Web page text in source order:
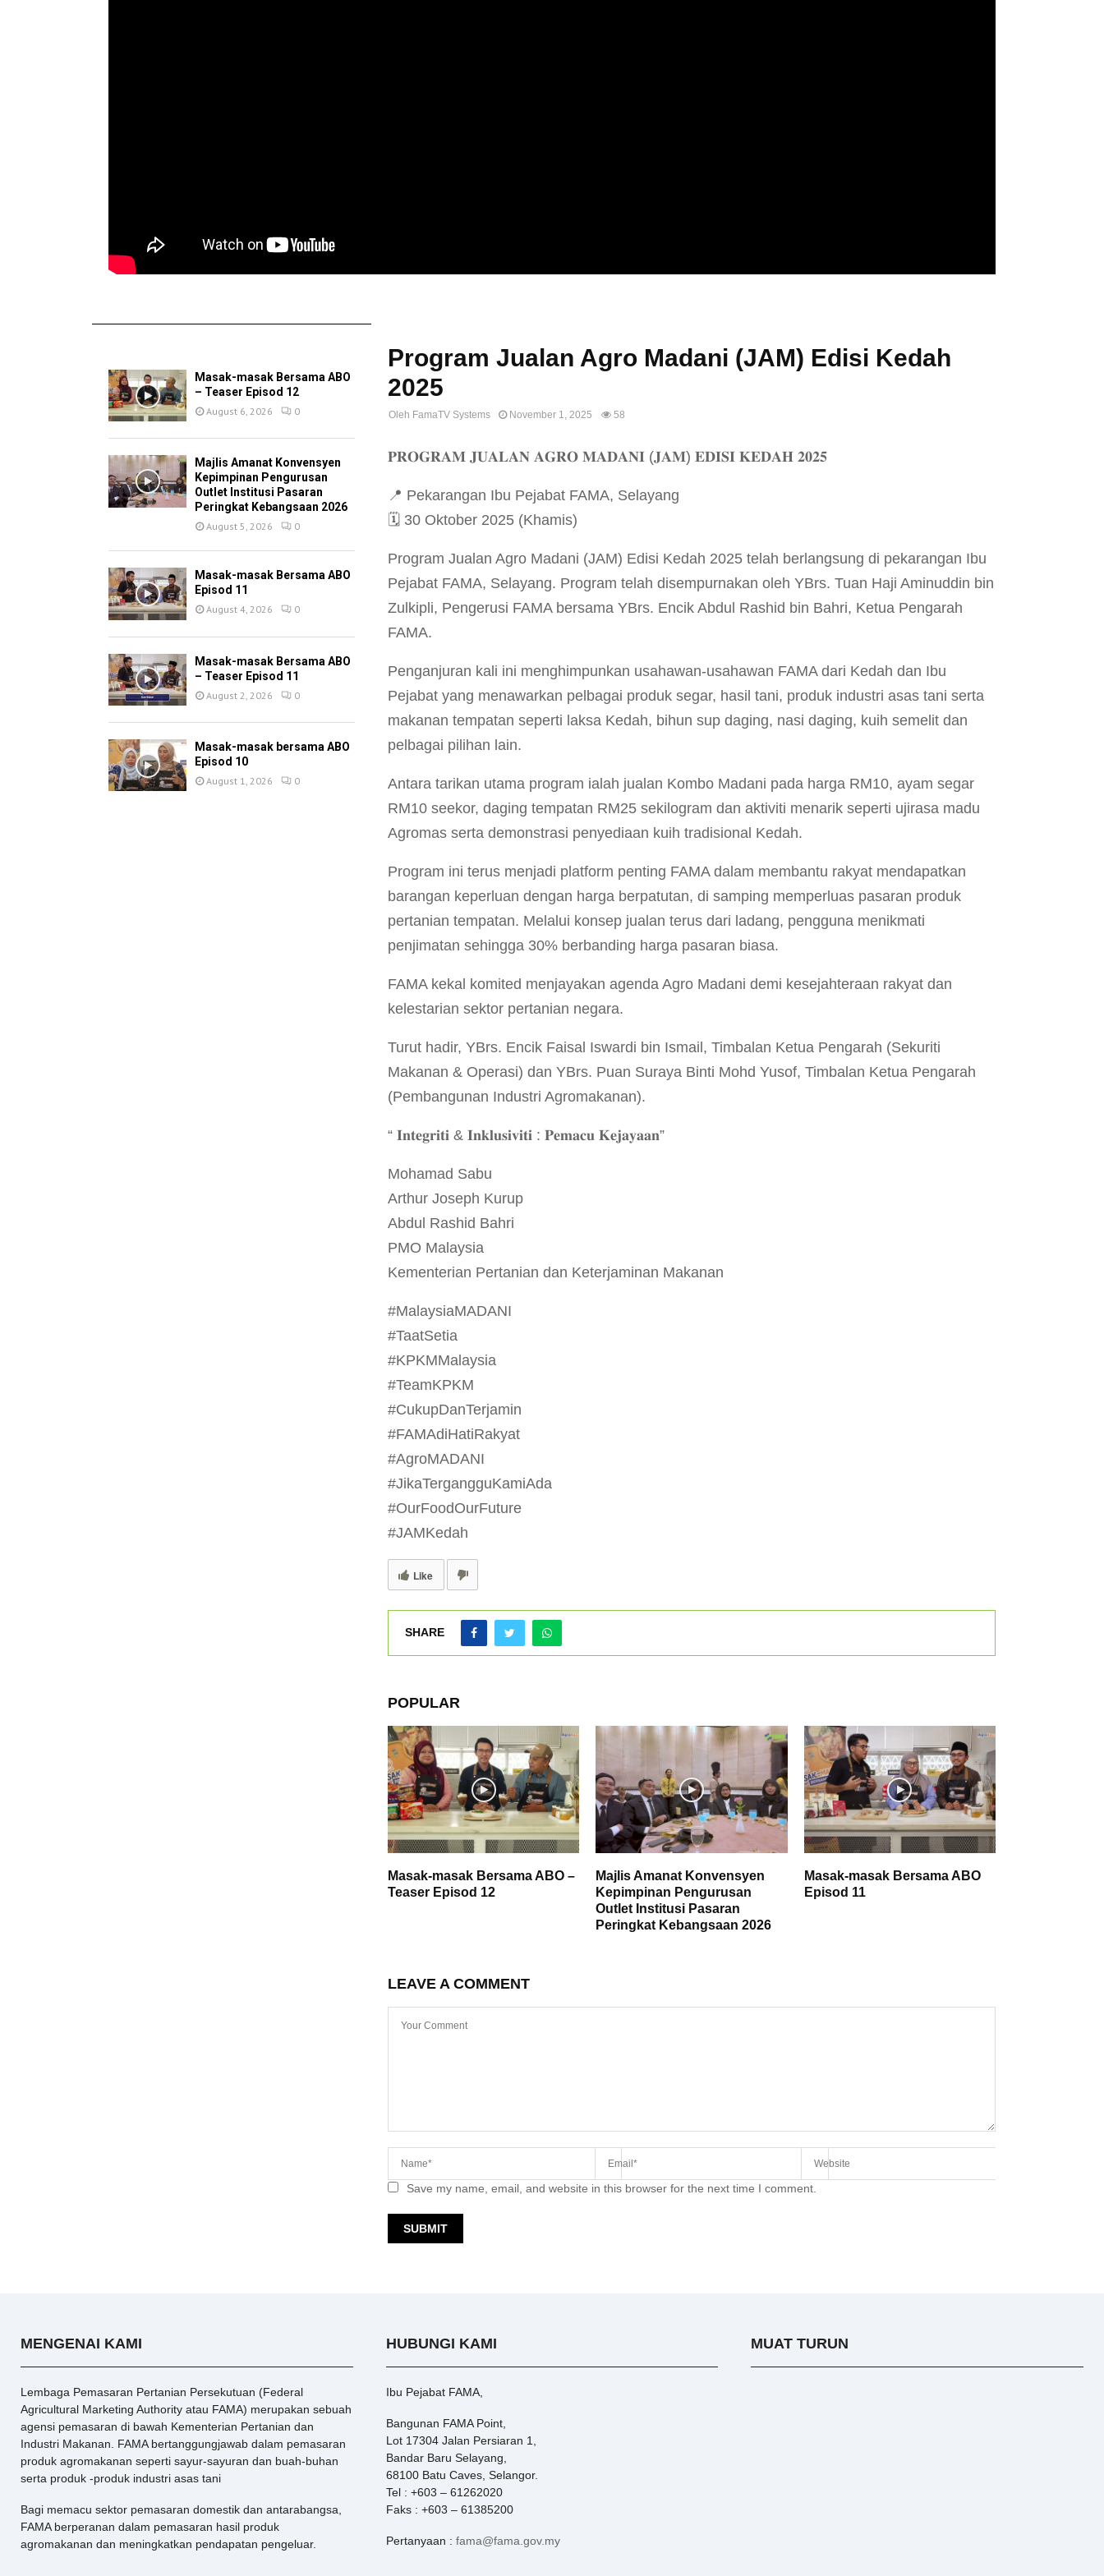
Program Jualan Agro Madani (JAM) Edisi Kedah
2025
Oleh FamaTV Systems November 1, 2025 58
𝐏𝐑𝐎𝐆𝐑𝐀𝐌 𝐉𝐔𝐀𝐋𝐀𝐍 𝐀𝐆𝐑𝐎 𝐌𝐀𝐃𝐀𝐍𝐈 (𝐉𝐀𝐌) 𝐄𝐃𝐈𝐒𝐈 𝐊𝐄𝐃𝐀𝐇 𝟐𝟎𝟐𝟓
📍 Pekarangan Ibu Pejabat FAMA, Selayang
🗓️ 30 Oktober 2025 (Khamis)
Program Jualan Agro Madani (JAM) Edisi Kedah 2025 telah berlangsung di pekarangan Ibu
Pejabat FAMA, Selayang. Program telah disempurnakan oleh YBrs. Tuan Haji Aminuddin bin
Zulkipli, Pengerusi FAMA bersama YBrs. Encik Abdul Rashid bin Bahri, Ketua Pengarah
FAMA.
Penganjuran kali ini menghimpunkan usahawan-usahawan FAMA dari Kedah dan Ibu
Pejabat yang menawarkan pelbagai produk segar, hasil tani, produk industri asas tani serta
makanan tempatan seperti laksa Kedah, bihun sup daging, nasi daging, kuih semelit dan
pelbagai pilihan lain.
Antara tarikan utama program ialah jualan Kombo Madani pada harga RM10, ayam segar
RM10 seekor, daging tempatan RM25 sekilogram dan aktiviti menarik seperti ujirasa madu
Agromas serta demonstrasi penyediaan kuih tradisional Kedah.
Program ini terus menjadi platform penting FAMA dalam membantu rakyat mendapatkan
barangan keperluan dengan harga berpatutan, di samping memperluas pasaran produk
pertanian tempatan. Melalui konsep jualan terus dari ladang, pengguna menikmati
penjimatan sehingga 30% berbanding harga pasaran biasa.
FAMA kekal komited menjayakan agenda Agro Madani demi kesejahteraan rakyat dan
kelestarian sektor pertanian negara.
Turut hadir, YBrs. Encik Faisal Iswardi bin Ismail, Timbalan Ketua Pengarah (Sekuriti
Makanan & Operasi) dan YBrs. Puan Suraya Binti Mohd Yusof, Timbalan Ketua Pengarah
(Pembangunan Industri Agromakanan).
“ 𝐈𝐧𝐭𝐞𝐠𝐫𝐢𝐭𝐢 & 𝐈𝐧𝐤𝐥𝐮𝐬𝐢𝐯𝐢𝐭𝐢 : 𝐏𝐞𝐦𝐚𝐜𝐮 𝐊𝐞𝐣𝐚𝐲𝐚𝐚𝐧”
Mohamad Sabu
Arthur Joseph Kurup
Abdul Rashid Bahri
PMO Malaysia
Kementerian Pertanian dan Keterjaminan Makanan
#MalaysiaMADANI
#TaatSetia
#KPKMMalaysia
#TeamKPKM
#CukupDanTerjamin
#FAMAdiHatiRakyat
#AgroMADANI
#JikaTergangguKamiAda
#OurFoodOurFuture
#JAMKedah
Like
SHARE
POPULAR
Masak-masak Bersama ABO –
Teaser Episod 12
Majlis Amanat Konvensyen
Kepimpinan Pengurusan
Outlet Institusi Pasaran
Peringkat Kebangsaan 2026
Masak-masak Bersama ABO
Episod 11
LEAVE A COMMENT
Save my name, email, and website in this browser for the next time I comment.
Masak-masak Bersama ABO
– Teaser Episod 12
August 6, 2026 0
Majlis Amanat Konvensyen
Kepimpinan Pengurusan
Outlet Institusi Pasaran
Peringkat Kebangsaan 2026
August 5, 2026 0
Masak-masak Bersama ABO
Episod 11
August 4, 2026 0
Masak-masak Bersama ABO
– Teaser Episod 11
August 2, 2026 0
Masak-masak bersama ABO
Episod 10
August 1, 2026 0
MENGENAI KAMI
Lembaga Pemasaran Pertanian Persekutuan (Federal
Agricultural Marketing Authority atau FAMA) merupakan sebuah
agensi pemasaran di bawah Kementerian Pertanian dan
Industri Makanan. FAMA bertanggungjawab dalam pemasaran
produk agromakanan seperti sayur-sayuran dan buah-buhan
serta produk -produk industri asas tani
Bagi memacu sektor pemasaran domestik dan antarabangsa,
FAMA berperanan dalam pemasaran hasil produk
agromakanan dan meningkatkan pendapatan pengeluar.
HUBUNGI KAMI
Ibu Pejabat FAMA,
Bangunan FAMA Point,
Lot 17304 Jalan Persiaran 1,
Bandar Baru Selayang,
68100 Batu Caves, Selangor.
Tel : +603 – 61262020
Faks : +603 – 61385200
Pertanyaan : fama@fama.gov.my
MUAT TURUN